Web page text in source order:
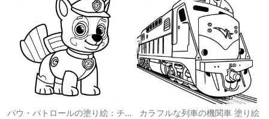
パウ・パトロールの塗り絵：チェイス カラフルな列車の機関車 塗り絵